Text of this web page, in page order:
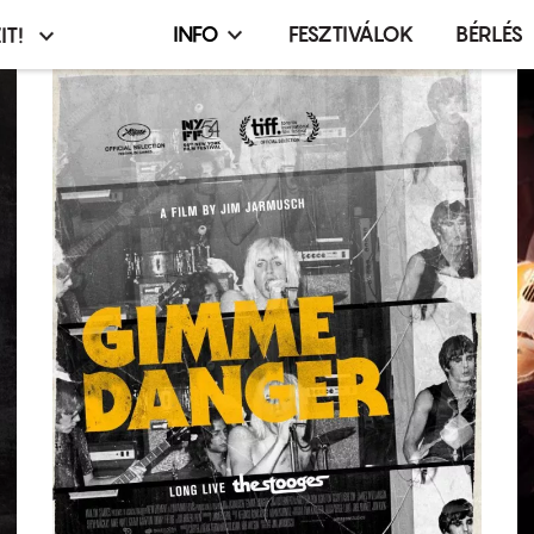
Infó,
esemény,
terembérlés
menü
INFO FESZTIVÁLOK BÉRLÉS